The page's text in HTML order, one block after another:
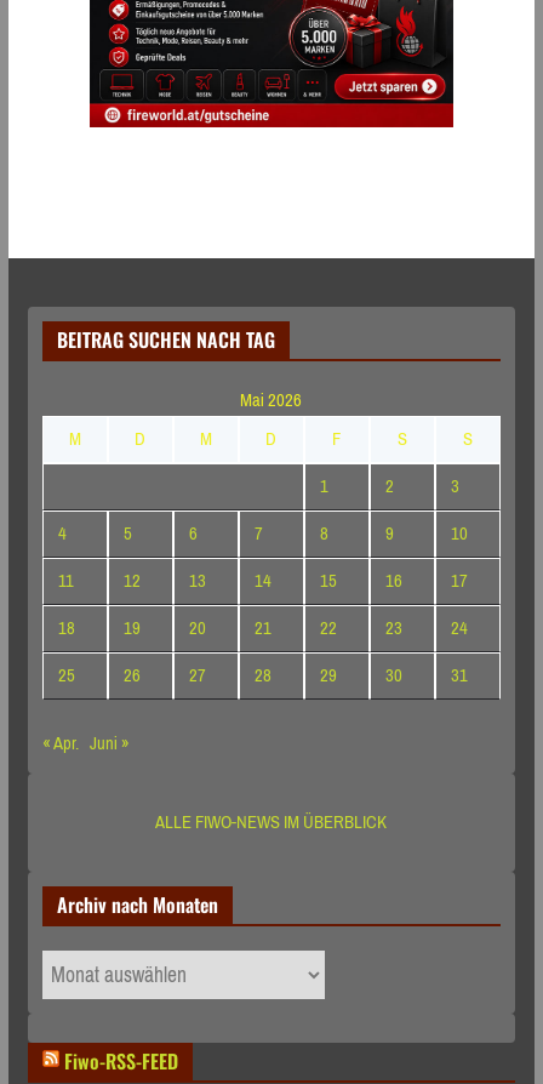
BEITRAG SUCHEN NACH TAG
Mai 2026
M
D M D F S
S
1
2
3
4
5 6 7 8 9
10
11
12 13 14 15 16
17
18
19 20 21 22 23
24
25
26 27 28 29 30
31
« Apr. Juni »
ALLE FIWO-NEWS IM ÜBERBLICK
Archiv nach Monaten
Archiv
nach
Fiwo-RSS-FEED